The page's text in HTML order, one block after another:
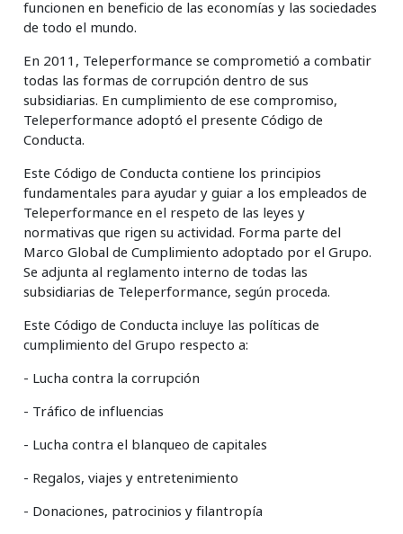
funcionen en beneficio de las economías y las sociedades
de todo el mundo.
En 2011, Teleperformance se comprometió a combatir
todas las formas de corrupción dentro de sus
subsidiarias. En cumplimiento de ese compromiso,
Teleperformance adoptó el presente Código de
Conducta.
Este Código de Conducta contiene los principios
fundamentales para ayudar y guiar a los empleados de
Teleperformance en el respeto de las leyes y
normativas que rigen su actividad. Forma parte del
Marco Global de Cumplimiento adoptado por el Grupo.
Se adjunta al reglamento interno de todas las
subsidiarias de Teleperformance, según proceda.
Este Código de Conducta incluye las políticas de
cumplimiento del Grupo respecto a:
- Lucha contra la corrupción
- Tráfico de influencias
- Lucha contra el blanqueo de capitales
- Regalos, viajes y entretenimiento
- Donaciones, patrocinios y filantropía